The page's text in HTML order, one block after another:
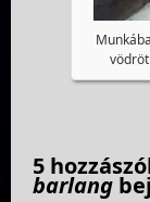
5
barlang